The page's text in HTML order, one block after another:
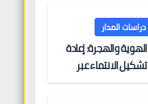
دراسات المدار
الهوية والهجرة: إعادة
تشكيل الانتماء عبر